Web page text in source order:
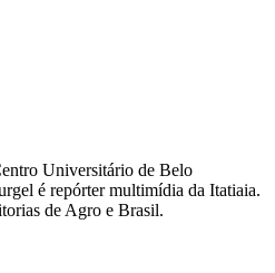
Universitário de Belo
é repórter multimídia da Itatiaia.
de Agro e Brasil.